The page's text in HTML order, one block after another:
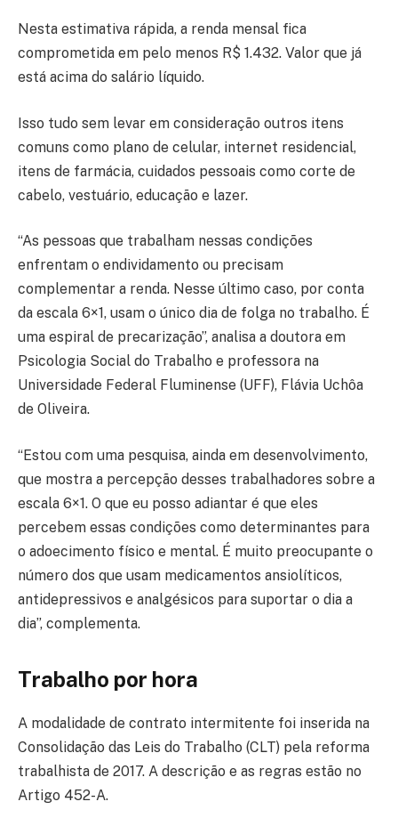
Nesta estimativa rápida, a renda mensal fica
comprometida em pelo menos R$ 1.432. Valor que já
está acima do salário líquido.
Isso tudo sem levar em consideração outros itens
comuns como plano de celular, internet residencial,
itens de farmácia, cuidados pessoais como corte de
cabelo, vestuário, educação e lazer.
“As pessoas que trabalham nessas condições
enfrentam o endividamento ou precisam
complementar a renda. Nesse último caso, por conta
da escala 6×1, usam o único dia de folga no trabalho. É
uma espiral de precarização”, analisa a doutora em
Psicologia Social do Trabalho e professora na
Universidade Federal Fluminense (UFF), Flávia Uchôa
de Oliveira.
“Estou com uma pesquisa, ainda em desenvolvimento,
que mostra a percepção desses trabalhadores sobre a
escala 6×1. O que eu posso adiantar é que eles
percebem essas condições como determinantes para
o adoecimento físico e mental. É muito preocupante o
número dos que usam medicamentos ansiolíticos,
antidepressivos e analgésicos para suportar o dia a
dia”, complementa.
Trabalho por hora
A modalidade de contrato intermitente foi inserida na
Consolidação das Leis do Trabalho (CLT) pela reforma
trabalhista de 2017. A descrição e as regras estão no
Artigo 452-A.